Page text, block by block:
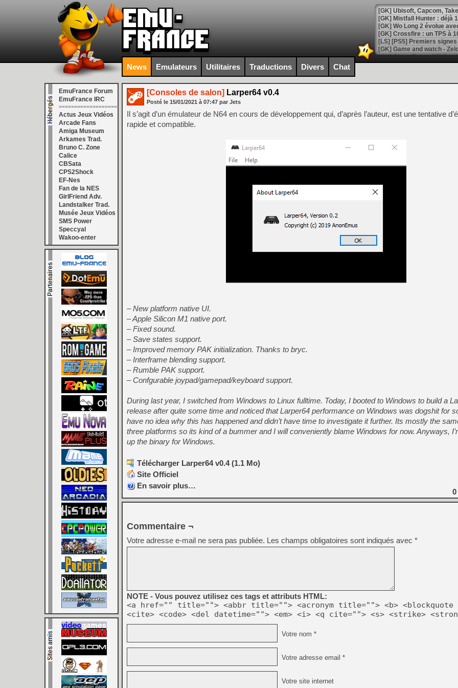
[GK] Mistfall Hunter : déjà
[GK] Wo Long 2 évolue
[GK] Crossfire : un TPS à
[LS] [PS5] Premiers
[Mo5] DOOM arrive en
[GK] Bethesda fête les 30
[GK] Roblox : l'action en
[GK] Agenda - GeForce
[GK] Devolver Digital en a
[LS] [PS5] ps5-y2jb-
[GK] Pourquoi Marvel
[GK] Test : Restory : Chill
[GK] GTA 6 : Rockstar
[GK] Hot Wheels Infinite
[GK] Mémoire cash -
[GK] Résultats Nintendo :
[GK] Déjà des
[Mo5] Brickboy cherche à
[GK] Minecraft et ses «
[GK] Beast of
[GK] Mémoire cash -
[GK] Dan Houser (GTA)
[GK] Comment EA Sports
[GK] Crimson Moon : un
[GK] Isle of Reveries : le
[GK] Moonlighter 2 : The
[GK] Capcom relance
[Mo5] Deux inédits du
News Emulateurs Utilitaires Traductions Divers Chat
EmuFrance Forum
EmuFrance IRC
===================
Actus Jeux Vidéos
Arcade Fans
Amiga Museum
Arkames Trad.
Bruno C. Zone
Calice
CBSata
CPS2Shock
EF-Nes
Fan de la NES
GirlFriend Adv.
Landstalker Trad.
Musée Jeux Vidéos
SMS Power
Speccyal
Wakoo-enter
[Consoles de salon] Larper64 v0.4
Posté le 15/01/2021 à 07:47 par Jets
Il s’agit d’un émulateur de N64 en cours de développement qui, d’après l’auteur, est une tentative
rapide et compatible.
– New platform native UI.
– Apple Silicon M1 native port.
– Fixed sound.
– Save states support.
– Improved memory PAK initialization. Thanks to bryc.
– Interframe blending support.
– Rumble PAK support.
– Confgurable joypad/gamepad/keyboard support.
During last year, I switched from Windows to Linux fulltime. Today, I booted to Windows to build a
release after quite some time and noticed that Larper64 performance on Windows was dogshit for
have no idea why this has happened and didn’t have time to investigate it further. Its mostly the
three platforms so its kind of a bummer and I will conveniently blame Windows for now. Anyways,
up the binary for Windows.
Télécharger Larper64 v0.4 (1.1 Mo)
Site Officiel
En savoir plus…
0
Commentaire ¬
Votre adresse e-mail ne sera pas publiée. Les champs obligatoires sont indiqués avec *
NOTE - Vous pouvez utilisez ces tags et attributs HTML:
<a href="" title=""> <abbr title=""> <acronym title=""> <b> <blockquote
<cite> <code> <del datetime=""> <em> <i> <q cite=""> <s> <strike>
Votre nom *
Votre adresse email *
Votre site internet